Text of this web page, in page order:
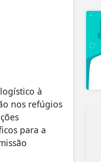
à
nos refúgios
para a